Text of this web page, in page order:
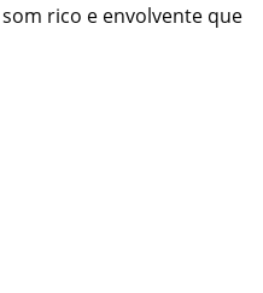
rico e envolvente que